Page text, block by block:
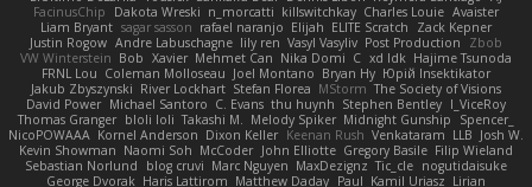
FacinusChip
Dakota Wreski n_morcatti killswitchkay Charles Louie Avaister
Liam Bryant sagar sasson rafael naranjo Elijah ELITE Scratch
Zack Kepner
Justin Rogow Andre Labuschagne lily ren Vasyl Vasyliv Post Production
Zbob
VW Winterstein Bob Xavier Mehmet Can Nika Domi C xd Idk Hajime Tsunoda
FRNL Lou Coleman Molloseau Joel Montano Bryan Hy Юрій Insektikator
Jakub Zbyszynski River Lockhart Stefan Florea MStorm The Society of Visions
David Power Michael Santoro C. Evans thu huynh Stephen Bentley I_ViceRoy
Thomas Granger bloli loli Takashi M. Melody Spiker Midnight Gunship
Spencer_
NicoPOWAAA Kornel Anderson Dixon Keller Keenan Rush Venkataram LLB Josh W.
Kevin Showman Naomi Soh McCoder John Elliotte Gregory Basile Filip Wieland
Sebastian Norlund
blog cruvi Marc Nguyen MaxDezignz Tic_cle nogutidaisuke
George Dvorak Haris Lattirom Matthew Daday Paul Kamil Uriasz Lirian